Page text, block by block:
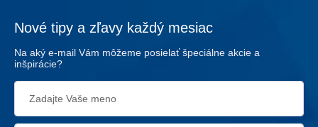
Nové tipy a zľavy každý mesiac
Na aký e-mail Vám môžeme posielať špeciálne akcie a
inšpirácie?